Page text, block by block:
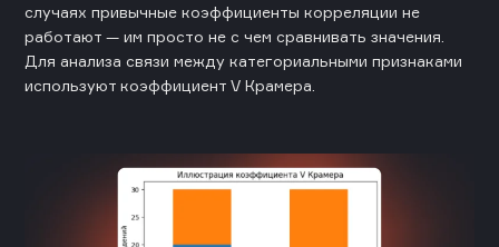
случаях привычные коэффициенты корреляции не
работают — им просто не с чем сравнивать значения.
Для анализа связи между категориальными признаками
используют коэффициент V Крамера.